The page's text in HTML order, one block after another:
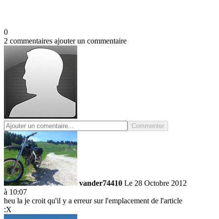
0
2 commentaires ajouter un commentaire
Commenter
vander74410 Le 28 Octobre 2012
à 10:07
heu la je croit qu'il y a erreur sur l'emplacement de l'article
:X